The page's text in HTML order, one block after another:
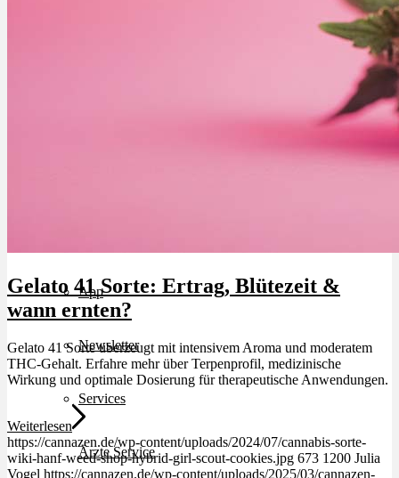
App
Newsletter
Services
Ärzte Service
Gelato 41 Sorte: Ertrag, Blütezeit &
wann ernten?
Gelato 41 Sorte überzeugt mit intensivem Aroma und moderatem
THC-Gehalt. Erfahre mehr über Terpenprofil, medizinische
Wirkung und optimale Dosierung für therapeutische Anwendungen.
Weiterlesen
https://cannazen.de/wp-content/uploads/2024/07/cannabis-sorte-
wiki-hanf-weed-shop-hybrid-girl-scout-cookies.jpg 673 1200 Julia
Vogel https://cannazen.de/wp-content/uploads/2025/03/cannazen-